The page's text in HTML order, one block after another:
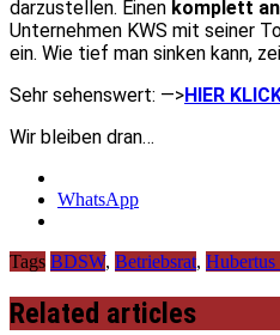
darzustellen. Einen komplett
Unternehmen KWS mit seiner
ein. Wie tief man sinken kann,
Sehr sehenswert: —>HIER
Wir bleiben dran…
WhatsApp
Tags BDSW, Betriebsrat,
Related articles